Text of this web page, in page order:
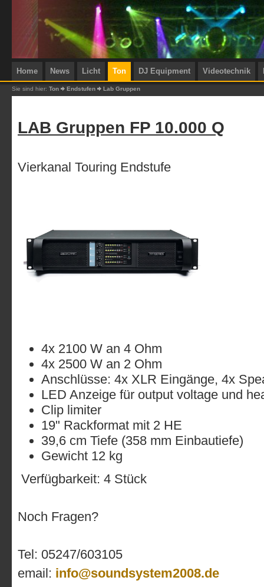
Home News Licht Ton DJ Equipment Videotechnik
Sie sind hier: Ton Endstufen Lab Gruppen
LAB Gruppen FP 10.000 Q
Vierkanal Touring Endstufe
4x 2100 W an 4 Ohm
4x 2500 W an 2 Ohm
Anschlüsse: 4x XLR Eingänge, 4x
LED Anzeige für output voltage und
Clip limiter
19" Rackformat mit 2 HE
39,6 cm Tiefe (358 mm Einbautiefe)
Gewicht 12 kg
Verfügbarkeit: 4 Stück
Noch Fragen?
Tel: 05247/603105
email: info@soundsystem2008.de